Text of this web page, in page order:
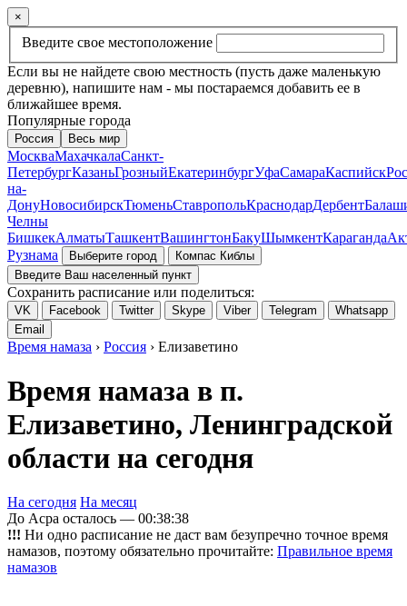
×
Введите свое местоположение
Если вы не найдете свою местность (пусть даже маленькую
деревню), напишите нам - мы постараемся добавить ее в
ближайшее время.
Популярные города
Россия Весь мир
МоскваМахачкалаСанкт-
ПетербургКазаньГрозныйЕкатеринбургУфаСамараКаспийск
на-
ДонуНовосибирскТюменьСтавропольКраснодарДербент
Челны
БишкекАлматыТашкентВашингтонБакуШымкентКараганда
Рузнама
Выберите город
Компас Киблы
Введите Ваш населенный пункт
Сохранить расписание или поделиться:
VK Facebook Twitter Skype Viber Telegram
Whatsapp
Email
Время намаза › Россия › Елизаветино
Время намаза в п.
Елизаветино, Ленинградской
области на сегодня
На сегодня На месяц
До Асра осталось — 00:38:38
!!! Ни одно расписание не даст вам безупречно точное время
намазов, поэтому обязательно прочитайте: Правильное время
намазов